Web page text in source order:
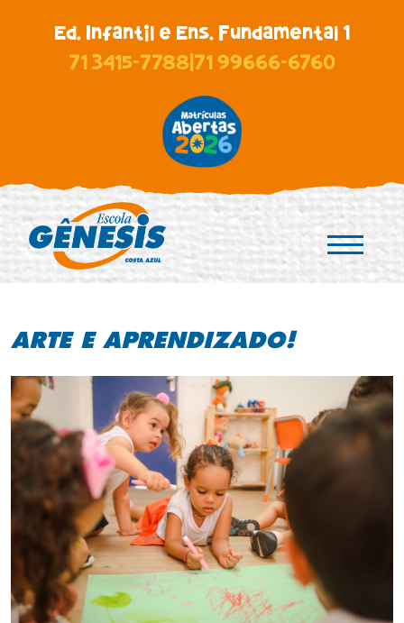
Ed. Infantil e Ens. Fundamental 1
71 3415-7788 71 99666-6760
ARTE E APRENDIZADO!